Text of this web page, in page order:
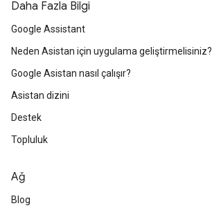
Daha Fazla Bilgi
Google Assistant
Neden Asistan için uygulama geliştirmelisiniz?
Google Asistan nasıl çalışır?
Asistan dizini
Destek
Topluluk
Ağ
Blog